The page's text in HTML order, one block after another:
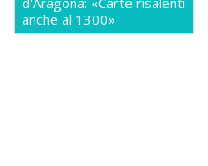
anche al 1300»